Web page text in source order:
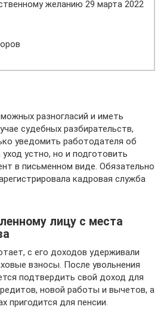
желанию 29 марта 2022
разногласий и иметь
судебных разбирательств,
уведомить работодателя об
устно, но и подготовить
в письменном виде. Обязательно
кадровая служба
лицу с места
с его доходов удерживали
взносы. После увольнения
подтвердить свой доход для
новой работы и вычетов, а
пригодится для пенсии.